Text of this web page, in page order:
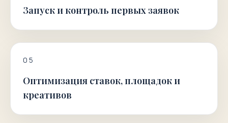
Запуск и контроль первых заявок
05
Оптимизация ставок, площадок и
креативов